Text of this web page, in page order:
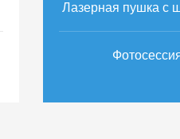
Лазерная пушка с